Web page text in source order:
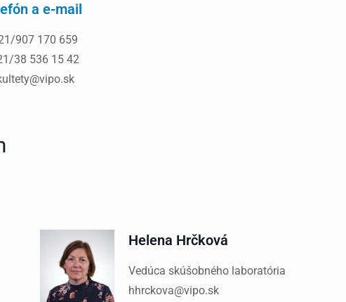
a e-mail
907 170 659
38 536 15 42
Helena Hrčková
Vedúca skúšobného laboratória
hhrckova@vipo.sk